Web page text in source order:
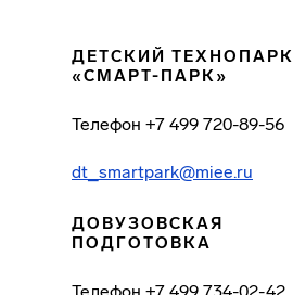
ДЕТСКИЙ ТЕХНОПАРК
«СМАРТ-ПАРК»
Телефон +7 499 720-89-56
dt_smartpark@miee.ru
ДОВУЗОВСКАЯ
ПОДГОТОВКА
Телефон +7 499 734-02-42